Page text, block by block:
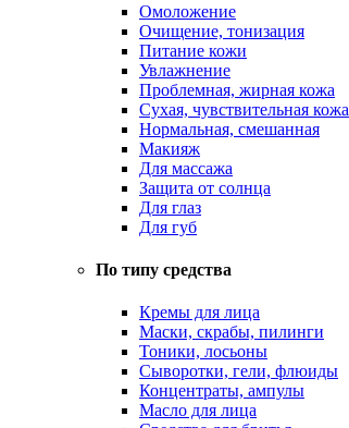
Омоложение
Очищение, тонизация
Питание кожи
Увлажнение
Проблемная, жирная кожа
Сухая, чувствительная кожа
Нормальная, смешанная
Макияж
Для массажа
Защита от солнца
Для глаз
Для губ
По типу средства
Кремы для лица
Маски, скрабы, пилинги
Тоники, лосьоны
Сыворотки, гели, флюиды
Концентраты, ампулы
Масло для лица